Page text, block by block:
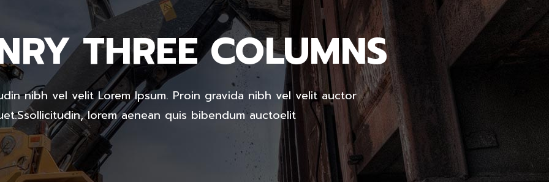
Pricing Tables
Bar
Charts
Maps
Team Shortcode
Testimonials Grid
Clients
Team Slider
Headings
Columns
Dropcaps
Blockquote
Highlights
Custom Font
Title & Subtitle
Charts
Maps
Timeline
Slider
Clients
Team Slider
Testimonials Slider
Portfolio Slider
Centered Slider
Video Banner&Video Button
Dropcaps
Blockquote
Highlights
Custom Font
Title & Subtitle
Static Text Slider
Mini Text Slider
THREE COLUMNS
nibh vel velit Lorem Ipsum. Proin gravida nibh vel velit auctor
lorem aenean quis bibendum auctoelit